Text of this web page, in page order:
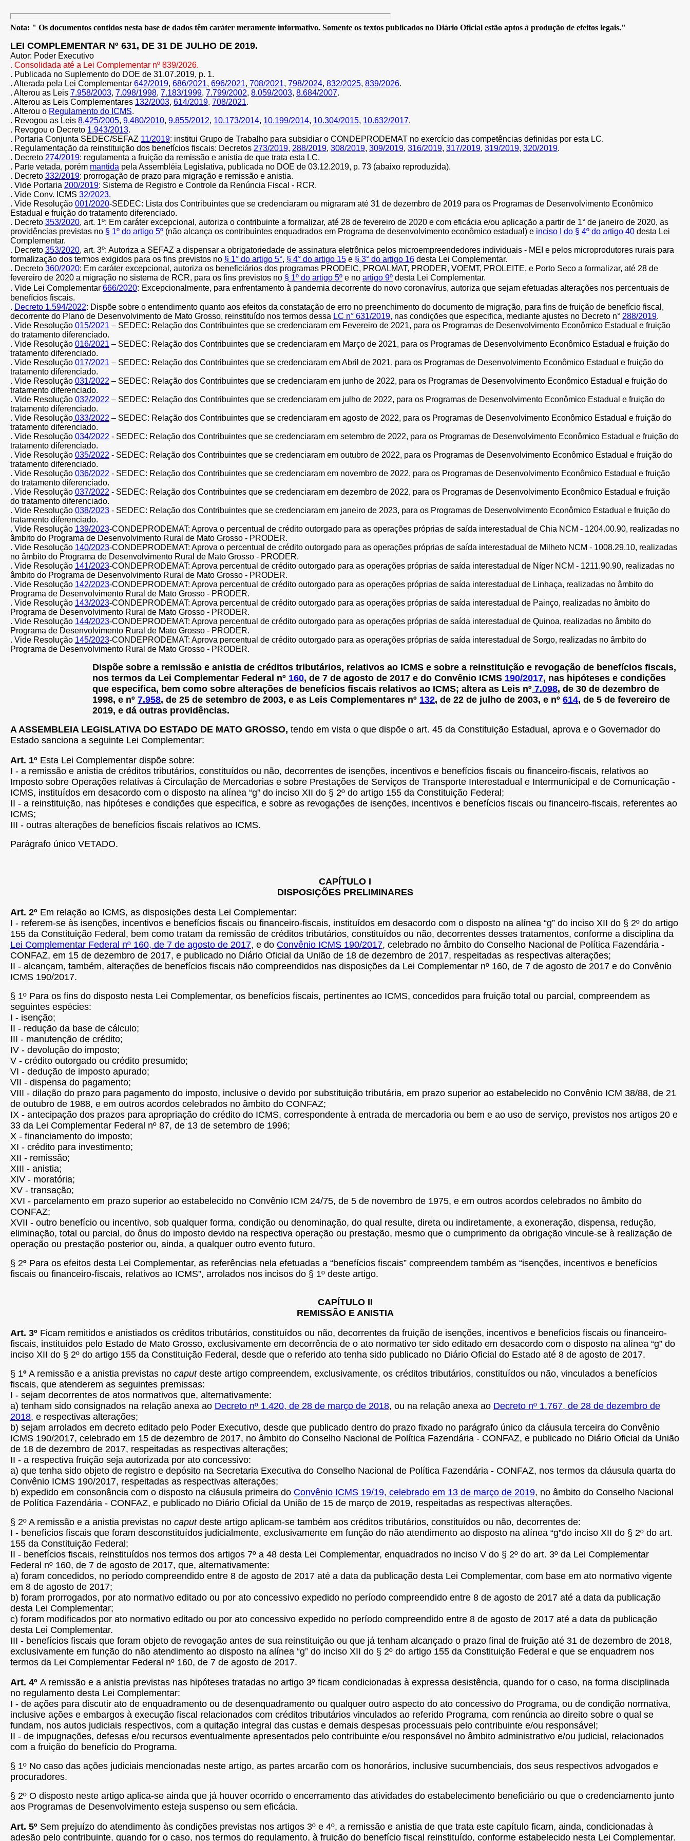
Nota: " Os documentos contidos nesta base de dados têm caráter meramente informativo. Somente os textos publicados no Diário Oficial estão aptos à produção de efeitos legais."
LEI COMPLEMENTAR Nº 631, DE 31 DE JULHO DE 2019.
Autor: Poder Executivo
. Consolidada até a Lei Complementar nº 839/2026.
. Publicada no Suplemento do DOE de 31.07.2019, p. 1.
. Alterada pela Lei Complementar 642/2019, 686/2021, 696/2021, 708/2021, 798/2024, 832/2025, 839/2026.
. Alterou as Leis 7.958/2003, 7.098/1998, 7.183/1999, 7.799/2002, 8.059/2003, 8.684/2007.
. Alterou as Leis Complementares 132/2003, 614/2019, 708/2021.
. Alterou o Regulamento do ICMS.
. Revogou as Leis 8.425/2005, 9.480/2010, 9.855/2012, 10.173/2014, 10.199/2014, 10.304/2015, 10.632/2017.
. Revogou o Decreto 1.943/2013.
. Portaria Conjunta SEDEC/SEFAZ 11/2019: institui Grupo de Trabalho para subsidiar o CONDEPRODEMAT no exercício das competências definidas por esta LC.
. Regulamentação da reinstituição dos benefícios fiscais: Decretos 273/2019, 288/2019, 308/2019, 309/2019, 316/2019, 317/2019, 319/2019, 320/2019.
. Decreto 274/2019: regulamenta a fruição da remissão e anistia de que trata esta LC.
. Parte vetada, porém mantida pela Assembléia Legislativa, publicada no DOE de 03.12.2019, p. 73 (abaixo reproduzida).
. Decreto 332/2019: prorrogação de prazo para migração e remissão e anistia.
. Vide Portaria 200/2019: Sistema de Registro e Controle da Renúncia Fiscal - RCR.
. Vide Conv. ICMS 32/2023.
. Vide Resolução 001/2020-SEDEC: Lista dos Contribuintes que se credenciaram ou migraram até 31 de dezembro de 2019 para os Programas de Desenvolvimento Econômico
Estadual e fruição do tratamento diferenciado.
. Decreto 353/2020, art. 1º: Em caráter excepcional, autoriza o contribuinte a formalizar, até 28 de fevereiro de 2020 e com eficácia e/ou aplicação a partir de 1° de janeiro de 2020, as
providências previstas no § 1º do artigo 5º (não alcança os contribuintes enquadrados em Programa de desenvolvimento econômico estadual) e inciso I do § 4º do artigo 40 desta Lei
Complementar.
. Decreto 353/2020, art. 3º: Autoriza a SEFAZ a dispensar a obrigatoriedade de assinatura eletrônica pelos microempreendedores individuais - MEI e pelos microprodutores rurais para
formalização dos termos exigidos para os fins previstos no § 1° do artigo 5°, § 4° do artigo 15 e § 3° do artigo 16 desta Lei Complementar.
. Decreto 360/2020: Em caráter excepcional, autoriza os beneficiários dos programas PRODEIC, PROALMAT, PRODER, VOEMT, PROLEITE, e Porto Seco a formalizar, até 28 de
fevereiro de 2020 a migração no sistema de RCR, para os fins previstos no § 1º do artigo 5º e no artigo 9º desta Lei Complementar.
. Vide Lei Complementar 666/2020: Excepcionalmente, para enfrentamento à pandemia decorrente do novo coronavírus, autoriza que sejam efetuadas alterações nos percentuais de
benefícios fiscais.
. Decreto 1.594/2022: Dispõe sobre o entendimento quanto aos efeitos da constatação de erro no preenchimento do documento de migração, para fins de fruição de benefício fiscal,
decorrente do Plano de Desenvolvimento de Mato Grosso, reinstituído nos termos dessa LC n° 631/2019, nas condições que especifica, mediante ajustes no Decreto n° 288/2019.
. Vide Resolução 015/2021 – SEDEC: Relação dos Contribuintes que se credenciaram em Fevereiro de 2021, para os Programas de Desenvolvimento Econômico Estadual e fruição
do tratamento diferenciado.
. Vide Resolução 016/2021 – SEDEC: Relação dos Contribuintes que se credenciaram em Março de 2021, para os Programas de Desenvolvimento Econômico Estadual e fruição do
tratamento diferenciado.
. Vide Resolução 017/2021 – SEDEC: Relação dos Contribuintes que se credenciaram em Abril de 2021, para os Programas de Desenvolvimento Econômico Estadual e fruição do
tratamento diferenciado.
. Vide Resolução 031/2022 – SEDEC: Relação dos Contribuintes que se credenciaram em junho de 2022, para os Programas de Desenvolvimento Econômico Estadual e fruição do
tratamento diferenciado.
. Vide Resolução 032/2022 – SEDEC: Relação dos Contribuintes que se credenciaram em julho de 2022, para os Programas de Desenvolvimento Econômico Estadual e fruição do
tratamento diferenciado.
. Vide Resolução 033/2022 – SEDEC: Relação dos Contribuintes que se credenciaram em agosto de 2022, para os Programas de Desenvolvimento Econômico Estadual e fruição do
tratamento diferenciado.
. Vide Resolução 034/2022 - SEDEC: Relação dos Contribuintes que se credenciaram em setembro de 2022, para os Programas de Desenvolvimento Econômico Estadual e fruição do
tratamento diferenciado.
. Vide Resolução 035/2022 - SEDEC: Relação dos Contribuintes que se credenciaram em outubro de 2022, para os Programas de Desenvolvimento Econômico Estadual e fruição do
tratamento diferenciado.
. Vide Resolução 036/2022 - SEDEC: Relação dos Contribuintes que se credenciaram em novembro de 2022, para os Programas de Desenvolvimento Econômico Estadual e fruição
do tratamento diferenciado.
. Vide Resolução 037/2022 - SEDEC: Relação dos Contribuintes que se credenciaram em dezembro de 2022, para os Programas de Desenvolvimento Econômico Estadual e fruição
do tratamento diferenciado.
. Vide Resolução 038/2023 - SEDEC: Relação dos Contribuintes que se credenciaram em janeiro de 2023, para os Programas de Desenvolvimento Econômico Estadual e fruição do
tratamento diferenciado.
. Vide Resolução 139/2023-CONDEPRODEMAT: Aprova o percentual de crédito outorgado para as operações próprias de saída interestadual de Chia NCM - 1204.00.90, realizadas no
âmbito do Programa de Desenvolvimento Rural de Mato Grosso - PRODER.
. Vide Resolução 140/2023-CONDEPRODEMAT: Aprova o percentual de crédito outorgado para as operações próprias de saída interestadual de Milheto NCM - 1008.29.10, realizadas
no âmbito do Programa de Desenvolvimento Rural de Mato Grosso - PRODER.
. Vide Resolução 141/2023-CONDEPRODEMAT: Aprova percentual de crédito outorgado para as operações próprias de saída interestadual de Níger NCM - 1211.90.90, realizadas no
âmbito do Programa de Desenvolvimento Rural de Mato Grosso - PRODER.
. Vide Resolução 142/2023-CONDEPRODEMAT: Aprova percentual de crédito outorgado para as operações próprias de saída interestadual de Linhaça, realizadas no âmbito do
Programa de Desenvolvimento Rural de Mato Grosso - PRODER.
. Vide Resolução 143/2023-CONDEPRODEMAT: Aprova percentual de crédito outorgado para as operações próprias de saída interestadual de Painço, realizadas no âmbito do
Programa de Desenvolvimento Rural de Mato Grosso - PRODER.
. Vide Resolução 144/2023-CONDEPRODEMAT: Aprova percentual de crédito outorgado para as operações próprias de saída interestadual de Quinoa, realizadas no âmbito do
Programa de Desenvolvimento Rural de Mato Grosso - PRODER.
. Vide Resolução 145/2023-CONDEPRODEMAT: Aprova percentual de crédito outorgado para as operações próprias de saída interestadual de Sorgo, realizadas no âmbito do
Programa de Desenvolvimento Rural de Mato Grosso - PRODER.
Dispõe sobre a remissão e anistia de créditos tributários, relativos ao ICMS e sobre a reinstituição e revogação de benefícios fiscais,
nos termos da Lei Complementar Federal nº 160, de 7 de agosto de 2017 e do Convênio ICMS 190/2017, nas hipóteses e condições
que especifica, bem como sobre alterações de benefícios fiscais relativos ao ICMS; altera as Leis nº 7.098, de 30 de dezembro de
1998, e nº 7.958, de 25 de setembro de 2003, e as Leis Complementares nº 132, de 22 de julho de 2003, e nº 614, de 5 de fevereiro de
2019, e dá outras providências.
A ASSEMBLEIA LEGISLATIVA DO ESTADO DE MATO GROSSO, tendo em vista o que dispõe o art. 45 da Constituição Estadual, aprova e o Governador do
Estado sanciona a seguinte Lei Complementar:
Art. 1º Esta Lei Complementar dispõe sobre:
I - a remissão e anistia de créditos tributários, constituídos ou não, decorrentes de isenções, incentivos e benefícios fiscais ou financeiro-fiscais, relativos ao
Imposto sobre Operações relativas à Circulação de Mercadorias e sobre Prestações de Serviços de Transporte Interestadual e Intermunicipal e de Comunicação -
ICMS, instituídos em desacordo com o disposto na alínea “g” do inciso XII do § 2º do artigo 155 da Constituição Federal;
II - a reinstituição, nas hipóteses e condições que especifica, e sobre as revogações de isenções, incentivos e benefícios fiscais ou financeiro-fiscais, referentes ao
ICMS;
III - outras alterações de benefícios fiscais relativos ao ICMS.
Parágrafo único VETADO.
CAPÍTULO I
DISPOSIÇÕES PRELIMINARES
Art. 2º Em relação ao ICMS, as disposições desta Lei Complementar:
I - referem-se às isenções, incentivos e benefícios fiscais ou financeiro-fiscais, instituídos em desacordo com o disposto na alínea “g” do inciso XII do § 2º do artigo
155 da Constituição Federal, bem como tratam da remissão de créditos tributários, constituídos ou não, decorrentes desses tratamentos, conforme a disciplina da
Lei Complementar Federal nº 160, de 7 de agosto de 2017, e do Convênio ICMS 190/2017, celebrado no âmbito do Conselho Nacional de Política Fazendária -
CONFAZ, em 15 de dezembro de 2017, e publicado no Diário Oficial da União de 18 de dezembro de 2017, respeitadas as respectivas alterações;
II - alcançam, também, alterações de benefícios fiscais não compreendidos nas disposições da Lei Complementar nº 160, de 7 de agosto de 2017 e do Convênio
ICMS 190/2017.
§ 1º Para os fins do disposto nesta Lei Complementar, os benefícios fiscais, pertinentes ao ICMS, concedidos para fruição total ou parcial, compreendem as
seguintes espécies:
I - isenção;
II - redução da base de cálculo;
III - manutenção de crédito;
IV - devolução do imposto;
V - crédito outorgado ou crédito presumido;
VI - dedução de imposto apurado;
VII - dispensa do pagamento;
VIII - dilação do prazo para pagamento do imposto, inclusive o devido por substituição tributária, em prazo superior ao estabelecido no Convênio ICM 38/88, de 21
de outubro de 1988, e em outros acordos celebrados no âmbito do CONFAZ;
IX - antecipação dos prazos para apropriação do crédito do ICMS, correspondente à entrada de mercadoria ou bem e ao uso de serviço, previstos nos artigos 20 e
33 da Lei Complementar Federal nº 87, de 13 de setembro de 1996;
X - financiamento do imposto;
XI - crédito para investimento;
XII - remissão;
XIII - anistia;
XIV - moratória;
XV - transação;
XVI - parcelamento em prazo superior ao estabelecido no Convênio ICM 24/75, de 5 de novembro de 1975, e em outros acordos celebrados no âmbito do
CONFAZ;
XVII - outro benefício ou incentivo, sob qualquer forma, condição ou denominação, do qual resulte, direta ou indiretamente, a exoneração, dispensa, redução,
eliminação, total ou parcial, do ônus do imposto devido na respectiva operação ou prestação, mesmo que o cumprimento da obrigação vincule-se à realização de
operação ou prestação posterior ou, ainda, a qualquer outro evento futuro.
§ 2º Para os efeitos desta Lei Complementar, as referências nela efetuadas a “benefícios fiscais” compreendem também as “isenções, incentivos e benefícios
fiscais ou financeiro-fiscais, relativos ao ICMS”, arrolados nos incisos do § 1º deste artigo.
CAPÍTULO II
REMISSÃO E ANISTIA
Art. 3º Ficam remitidos e anistiados os créditos tributários, constituídos ou não, decorrentes da fruição de isenções, incentivos e benefícios fiscais ou financeiro-
fiscais, instituídos pelo Estado de Mato Grosso, exclusivamente em decorrência de o ato normativo ter sido editado em desacordo com o disposto na alínea “g” do
inciso XII do § 2º do artigo 155 da Constituição Federal, desde que o referido ato tenha sido publicado no Diário Oficial do Estado até 8 de agosto de 2017.
§ 1º A remissão e a anistia previstas no caput deste artigo compreendem, exclusivamente, os créditos tributários, constituídos ou não, vinculados a benefícios
fiscais, que atenderem as seguintes premissas:
I - sejam decorrentes de atos normativos que, alternativamente:
a) tenham sido consignados na relação anexa ao Decreto nº 1.420, de 28 de março de 2018, ou na relação anexa ao Decreto nº 1.767, de 28 de dezembro de
2018, e respectivas alterações;
b) sejam arrolados em decreto editado pelo Poder Executivo, desde que publicado dentro do prazo fixado no parágrafo único da cláusula terceira do Convênio
ICMS 190/2017, celebrado em 15 de dezembro de 2017, no âmbito do Conselho Nacional de Política Fazendária - CONFAZ, e publicado no Diário Oficial da União
de 18 de dezembro de 2017, respeitadas as respectivas alterações;
II - a respectiva fruição seja autorizada por ato concessivo:
a) que tenha sido objeto de registro e depósito na Secretaria Executiva do Conselho Nacional de Política Fazendária - CONFAZ, nos termos da cláusula quarta do
Convênio ICMS 190/2017, respeitadas as respectivas alterações;
b) expedido em consonância com o disposto na cláusula primeira do Convênio ICMS 19/19, celebrado em 13 de março de 2019, no âmbito do Conselho Nacional
de Política Fazendária - CONFAZ, e publicado no Diário Oficial da União de 15 de março de 2019, respeitadas as respectivas alterações.
§ 2º A remissão e a anistia previstas no caput deste artigo aplicam-se também aos créditos tributários, constituídos ou não, decorrentes de:
I - benefícios fiscais que foram desconstituídos judicialmente, exclusivamente em função do não atendimento ao disposto na alínea “g”do inciso XII do § 2º do art.
155 da Constituição Federal;
II - benefícios fiscais, reinstituídos nos termos dos artigos 7º a 48 desta Lei Complementar, enquadrados no inciso V do § 2º do art. 3º da Lei Complementar
Federal nº 160, de 7 de agosto de 2017, que, alternativamente:
a) foram concedidos, no período compreendido entre 8 de agosto de 2017 até a data da publicação desta Lei Complementar, com base em ato normativo vigente
em 8 de agosto de 2017;
b) foram prorrogados, por ato normativo editado ou por ato concessivo expedido no período compreendido entre 8 de agosto de 2017 até a data da publicação
desta Lei Complementar;
c) foram modificados por ato normativo editado ou por ato concessivo expedido no período compreendido entre 8 de agosto de 2017 até a data da publicação
desta Lei Complementar.
III - benefícios fiscais que foram objeto de revogação antes de sua reinstituição ou que já tenham alcançado o prazo final de fruição até 31 de dezembro de 2018,
exclusivamente em função do não atendimento ao disposto na alínea “g” do inciso XII do § 2º do artigo 155 da Constituição Federal e que se enquadrem nos
termos da Lei Complementar Federal nº 160, de 7 de agosto de 2017.
Art. 4º A remissão e a anistia previstas nas hipóteses tratadas no artigo 3º ficam condicionadas à expressa desistência, quando for o caso, na forma disciplinada
no regulamento desta Lei Complementar:
I - de ações para discutir ato de enquadramento ou de desenquadramento ou qualquer outro aspecto do ato concessivo do Programa, ou de condição normativa,
inclusive ações e embargos à execução fiscal relacionados com créditos tributários vinculados ao referido Programa, com renúncia ao direito sobre o qual se
fundam, nos autos judiciais respectivos, com a quitação integral das custas e demais despesas processuais pelo contribuinte e/ou responsável;
II - de impugnações, defesas e/ou recursos eventualmente apresentados pelo contribuinte e/ou responsável no âmbito administrativo e/ou judicial, relacionados
com a fruição do benefício do Programa.
§ 1º No caso das ações judiciais mencionadas neste artigo, as partes arcarão com os honorários, inclusive sucumbenciais, dos seus respectivos advogados e
procuradores.
§ 2º O disposto neste artigo aplica-se ainda que já houver ocorrido o encerramento das atividades do estabelecimento beneficiário ou que o credenciamento junto
aos Programas de Desenvolvimento esteja suspenso ou sem eficácia.
Art. 5º Sem prejuízo do atendimento às condições previstas nos artigos 3º e 4º, a remissão e anistia de que trata este capítulo ficam, ainda, condicionadas à
adesão pelo contribuinte, quando for o caso, nos termos do regulamento, à fruição do benefício fiscal reinstituído, conforme estabelecido nesta Lei Complementar.